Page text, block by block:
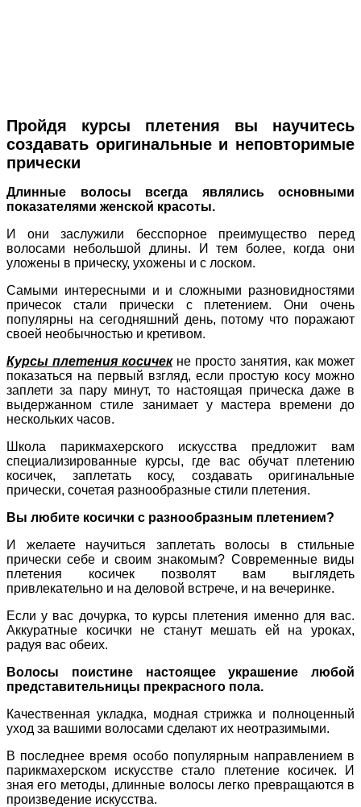
Пройдя курсы плетения вы научитесь
создавать оригинальные и неповторимые
прически
Длинные волосы всегда являлись основными
показателями женской красоты.
И они заслужили бесспорное преимущество перед
волосами небольшой длины. И тем более, когда они
уложены в прическу, ухожены и с лоском.
Самыми интересными и и сложными разновидностями
причесок стали прически с плетением. Они очень
популярны на сегодняшний день, потому что поражают
своей необычностью и кретивом.
Курсы плетения косичекне просто занятия, как может
показаться на первый взгляд, если простую косу можно
заплети за пару минут, то настоящая прическа даже в
выдержанном стиле занимает у мастера времени до
нескольких часов.
Школа парикмахерского искусства предложит вам
специализированные курсы, где вас обучат плетению
косичек, заплетать косу, создавать оригинальные
прически, сочетая разнообразные стили плетения.
Вы любите косички с разнообразным плетением?
И желаете научиться заплетать волосы в стильные
прически себе и своим знакомым? Современные виды
плетения косичек позволят вам выглядеть
привлекательно и на деловой встрече, и на вечеринке.
Если у вас дочурка, то курсы плетения именно для вас.
Аккуратные косички не станут мешать ей на уроках,
радуя вас обеих.
Волосы поистине настоящее украшение любой
представительницы прекрасного пола.
Качественная укладка, модная стрижка и полноценный
уход за вашими волосами сделают их неотразимыми.
В последнее время особо популярным направлением в
парикмахерском искусстве стало плетение косичек. И
зная его методы, длинные волосы легко превращаются в
произведение искусства.